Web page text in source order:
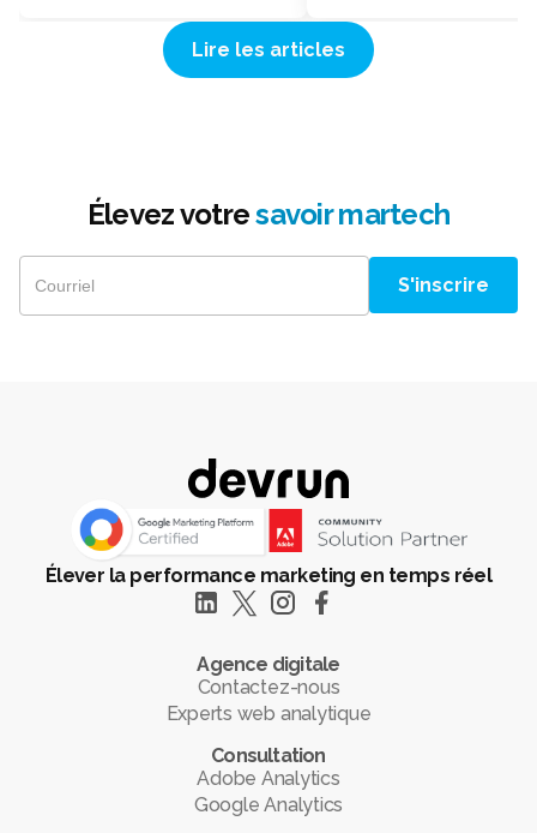
Lire les articles
Élevez votresavoir martech
Élever la performance marketing en temps réel
Agence digitale
Contactez-nous
Experts web analytique
Consultation
Adobe Analytics
Google Analytics